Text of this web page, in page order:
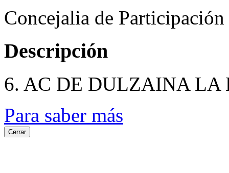
Concejalia de
Descripción
6. AC DE DULZAINA LA
Para saber más
Cerrar